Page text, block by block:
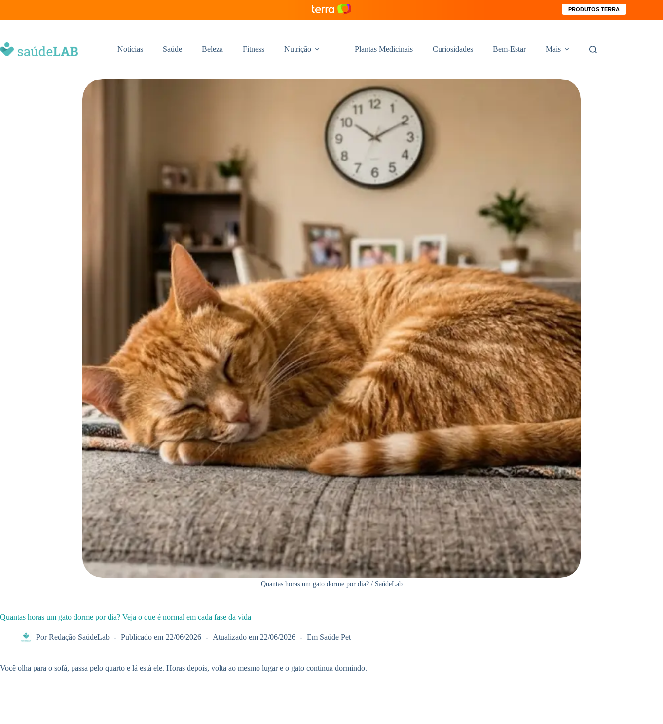
PRODUTOS TERRA
Notícias Saúde Beleza Fitness Nutrição Plantas Medicinais Curiosidades Bem-Estar Mais
Quantas horas um gato dorme por dia? / SaúdeLab
Quantas horas um gato dorme por dia? Veja o que é normal em cada fase da vida
Por Redação SaúdeLab Publicado em 22/06/2026 Atualizado em 22/06/2026 Em Saúde Pet
Você olha para o sofá, passa pelo quarto e lá está ele. Horas depois, volta ao mesmo lugar e o gato continua dormindo.